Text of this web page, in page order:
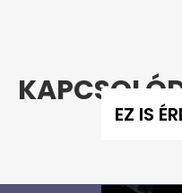
41
seconds
EZ IS